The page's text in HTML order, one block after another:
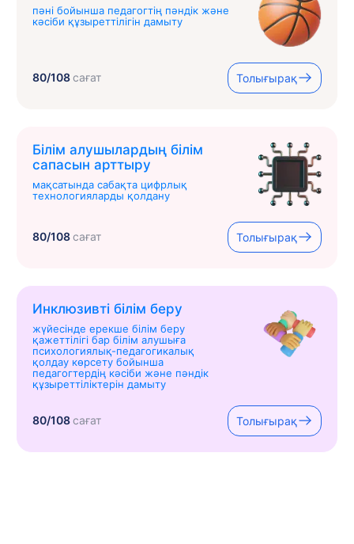
пәні бойынша педагогтің пәндік және
кәсіби құзыреттілігін дамыту
80/108сағат Толығырақ
Білім алушылардың білім
сапасын арттыру
мақсатында сабақта цифрлық
технологияларды қолдану
80/108сағат Толығырақ
Инклюзивті білім беру
жүйесінде ерекше білім беру
қажеттілігі бар білім алушыға
психологиялық-педагогикалық
қолдау көрсету бойынша
педагогтердің кәсіби және пәндік
құзыреттіліктерін дамыту
80/108сағат Толығырақ